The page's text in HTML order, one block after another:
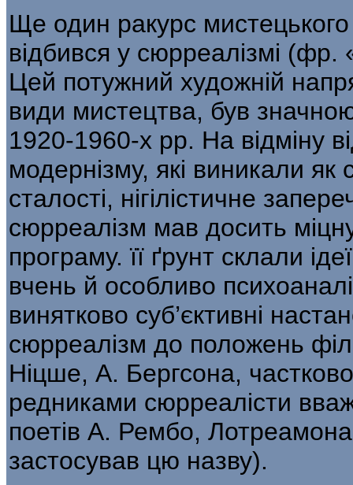
Ще один ракурс мистецького
від­бився у сюрреалізмі
Цей потужний художній
види мистецтва, був
1920-1960-х рр. На відміну
модернізму, які виникали як
сталості, нігілістичне
сюрреалізм мав досить
програму. її ґрунт склали
вчень й особливо
винятково суб’єктивні
сюрреалізм до положень
Ніцше, А. Бергсона,
редниками сюрреалісти
поетів А. Рембо,
застосував цю назву).